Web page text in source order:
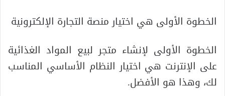
الخطوة الأولى هي اختيار منصة التجارة الإلكترونية
الخطوة الأولى لإنشاء متجر لبيع المواد الغذائية
على الإنترنت هي اختيار النظام الأساسي المناسب
لك، وهذا هو الأفضل.